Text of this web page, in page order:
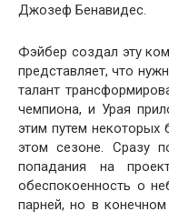
Джозеф Бенавидес.
Фэйбер создал эту
представляет, что
талант
чемпиона, и Урая
этим путем
этом сезоне. Сразу
попадания на
обеспокоенность о
парней, но в